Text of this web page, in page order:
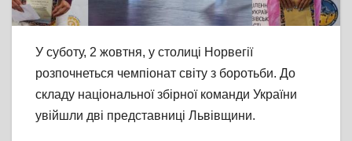
У суботу, 2 жовтня, у столиці Норвегії
розпочнеться чемпіонат світу з боротьби. До
складу національної збірної команди України
увійшли дві представниці Львівщини.